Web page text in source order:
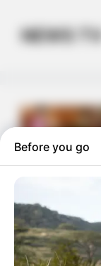
contentNEWS TV
Before you go